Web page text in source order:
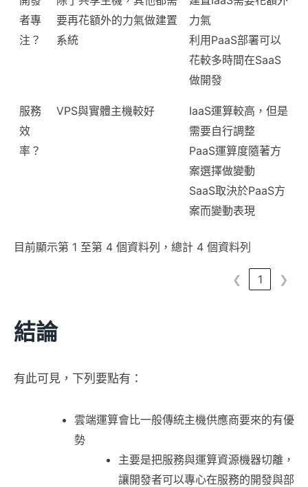
者專
注？
要再花額外的力氣做建置
系統
力氣
利用PaaS部署可以
花較多時間在SaaS
做開發
服務
效
率？
VPS與實體主機較好
IaaS運算較高，但是
需要自行調整
PaaS運算度隨著方
案選擇做變動
SaaS取決於PaaS方
案而變動表現
目前顯示第 1 至第 4 個資料列，總計 4 個資料列
❮ 1 ❯
結論
有此可見，下列要點有：
雲端運算會比一般傳統主機供應商要來的有優
勢
主要是把服務與運算資源機器切離，
讓開發者可以專心在服務的開發與部